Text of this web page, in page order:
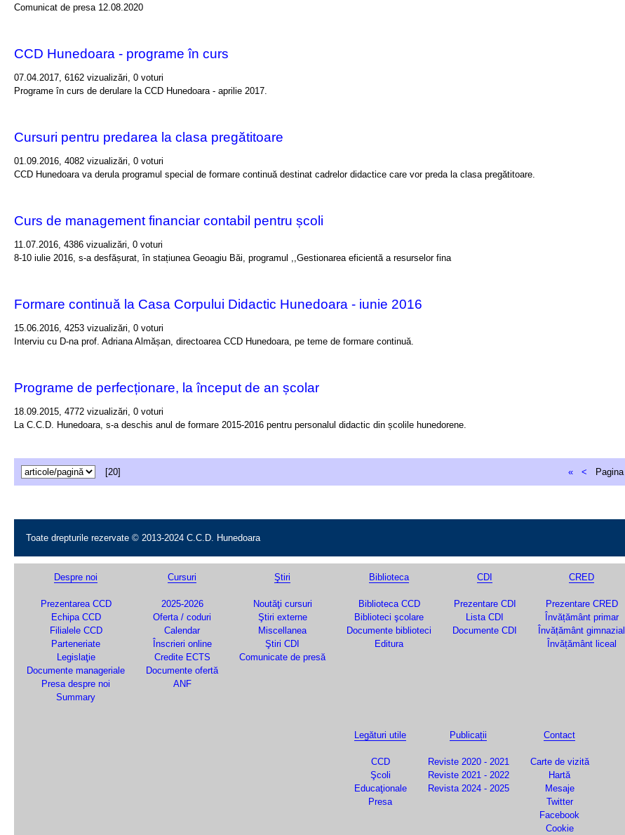
Comunicat de presa 12.08.2020
CCD Hunedoara - programe în curs
07.04.2017, 6162 vizualizări, 0 voturi
Programe în curs de derulare la CCD Hunedoara - aprilie 2017.
Cursuri pentru predarea la clasa pregătitoare
01.09.2016, 4082 vizualizări, 0 voturi
CCD Hunedoara va derula programul special de formare continuă destinat cadrelor didactice care vor preda la clasa pregătitoare.
Curs de management financiar contabil pentru școli
11.07.2016, 4386 vizualizări, 0 voturi
8-10 iulie 2016, s-a desfășurat, în stațiunea Geoagiu Băi, programul ,,Gestionarea eficientă a resurselor fina
Formare continuă la Casa Corpului Didactic Hunedoara - iunie 2016
15.06.2016, 4253 vizualizări, 0 voturi
Interviu cu D-na prof. Adriana Almășan, directoarea CCD Hunedoara, pe teme de formare continuă.
Programe de perfecționare, la început de an școlar
18.09.2015, 4772 vizualizări, 0 voturi
La C.C.D. Hunedoara, s-a deschis anul de formare 2015-2016 pentru personalul didactic din școlile hunedorene.
[20] « < Pagina
Toate drepturile rezervate © 2013-2024 C.C.D. Hunedoara
Despre noi
Prezentarea CCD
Echipa CCD
Filialele CCD
Parteneriate
Legislaţie
Documente manageriale
Presa despre noi
Summary
Cursuri
2025-2026
Oferta / coduri
Calendar
Înscrieri online
Credite ECTS
Documente ofertă
ANF
Ştiri
Noutăţi cursuri
Ştiri externe
Miscellanea
Ştiri CDI
Comunicate de presă
Biblioteca
Biblioteca CCD
Biblioteci şcolare
Documente biblioteci
Editura
CDI
Prezentare CDI
Lista CDI
Documente CDI
CRED
Prezentare CRED
Învățământ primar
Învățământ gimnazial
Învățământ liceal
Legături utile
CCD
Şcoli
Educaţionale
Presa
Publicații
Reviste 2020 - 2021
Reviste 2021 - 2022
Revista 2024 - 2025
Contact
Carte de vizită
Hartă
Mesaje
Twitter
Facebook
Cookie